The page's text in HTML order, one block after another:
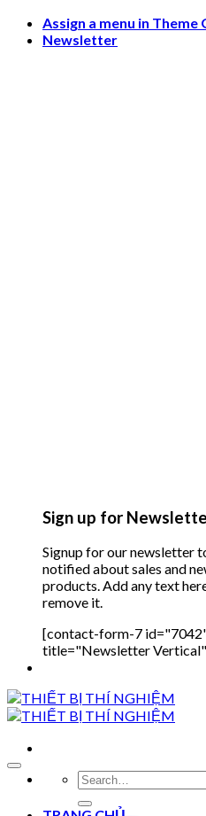
Skip
Assign a menu in Theme
Newsletter
Sign up for
Signup for our newsletter
notified about sales and
products. Add any text
remove it.
[contact-form-7
title="Newsletter
Search
for: